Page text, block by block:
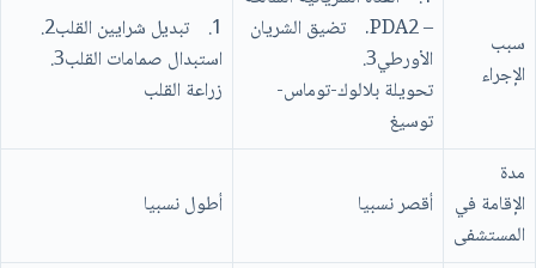
سبب
الإجراء
– PDA2. تضيق الشريان
الأورطي3.
تحويلة بلالوك-توماس-
توسيغ
1. تبديل شرايين القلب2.
استبدال صمامات القلب3.
زراعة القلب
مدة
الإقامة في
المستشفی
أقصر نسبيا أطول نسبيا